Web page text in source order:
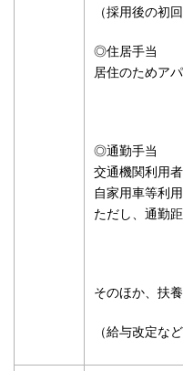
（採用後の初
◎住居手当
居住のためア
◎通勤手当
交通機関利用
自家用車等利
ただし、通勤
そのほか、扶
（給与改定な